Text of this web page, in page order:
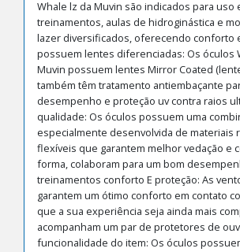
Whale lz da Muvin são indicados para uso
treinamentos, aulas de hidroginástica e
lazer diversificados, oferecendo conforto
possuem lentes diferenciadas: Os óculos
Muvin possuem lentes Mirror Coated
também têm tratamento antiembaçante
desempenho e proteção uv contra raios
qualidade: Os óculos possuem uma
especialmente desenvolvida de materiais
flexíveis que garantem melhor vedação e
forma, colaboram para um bom
treinamentos conforto E proteção: As
garantem um ótimo conforto em contato
que a sua experiência seja ainda mais
acompanham um par de protetores de
funcionalidade do item: Os óculos